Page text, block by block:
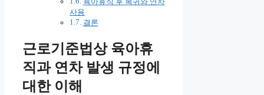
사용
결론
근로기준법상 육아휴
직과 연차 발생 규정에
대한 이해